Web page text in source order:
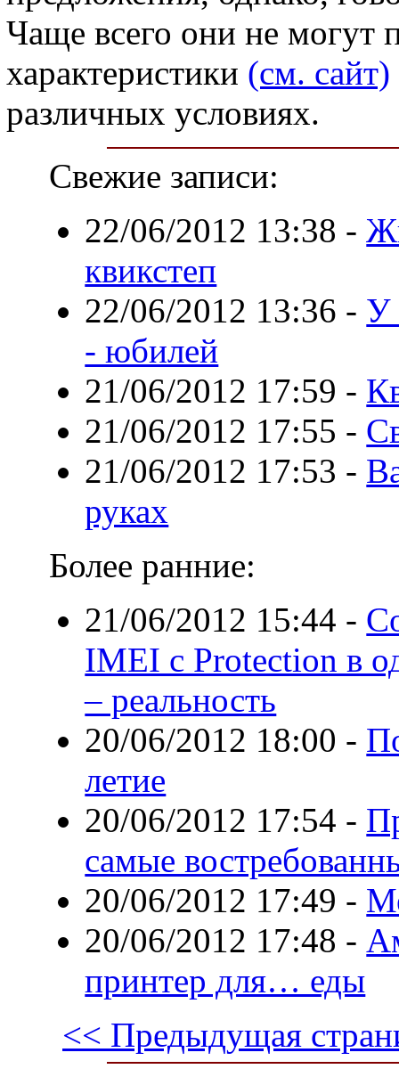
Чаще всего они не могут
характеристики (см. сайт)
различных условиях.
Свежие записи:
22/06/2012 13:38 -
квикстеп
22/06/2012 13:36 - У
- юбилей
21/06/2012 17:59 -
21/06/2012 17:55 -
21/06/2012 17:53 -
руках
Более ранние:
21/06/2012 15:44 -
IMEI с Protection в
– реальность
20/06/2012 18:00 -
летие
20/06/2012 17:54 -
самые
20/06/2012 17:49 -
20/06/2012 17:48 -
принтер для… еды
<< Предыдущая